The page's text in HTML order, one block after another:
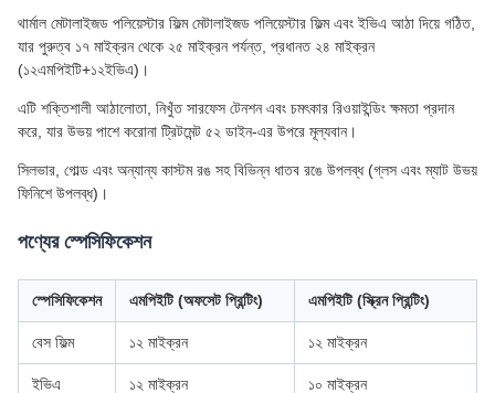
থার্মাল মেটালাইজড পলিয়েস্টার ফিল্ম মেটালাইজড পলিয়েস্টার ফিল্ম এবং ইভিএ আঠা দিয়ে গঠিত,
যার পুরুত্ব ১৭ মাইক্রন থেকে ২৫ মাইক্রন পর্যন্ত, প্রধানত ২৪ মাইক্রন
(১২এমপিইটি+১২ইভিএ)।
এটি শক্তিশালী আঠালোতা, নিখুঁত সারফেস টেনশন এবং চমৎকার রিওয়াইন্ডিং ক্ষমতা প্রদান
করে, যার উভয় পাশে করোনা ট্রিটমেন্ট ৫২ ডাইন-এর উপরে মূল্যবান।
সিলভার, গোল্ড এবং অন্যান্য কাস্টম রঙ সহ বিভিন্ন ধাতব রঙে উপলব্ধ (গ্লস এবং ম্যাট উভয়
ফিনিশে উপলব্ধ)।
পণ্যের স্পেসিফিকেশন
স্পেসিফিকেশন এমপিইটি (অফসেট প্রিন্টিং) এমপিইটি (স্ক্রিন প্রিন্টিং)
বেস ফিল্ম ১২ মাইক্রন ১২ মাইক্রন
ইভিএ ১২ মাইক্রন ১০ মাইক্রন